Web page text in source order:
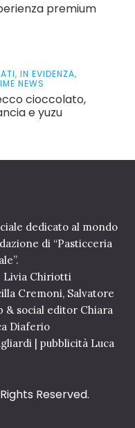
premium
IN EVIDENZA,
NEWS
cioccolato,
e yuzu
dedicato al mondo
di “Pasticceria
Livia Chiriotti
Cremoni, Salvatore
& social editor Chiara
Diaferio
| pubblicità Luca
Reserved.